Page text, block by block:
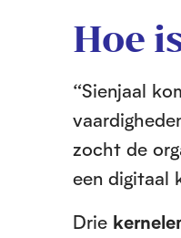
Hoe
“Sienjaal
zocht de
een digitaal
Drie